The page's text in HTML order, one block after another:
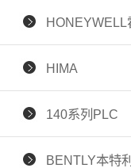
HONEYWELL
HIMA
140系列PLC
BENTLY本特利